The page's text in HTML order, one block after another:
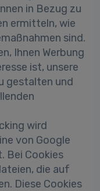
in Bezug zu
ermitteln, wie
sind.
Ihnen Werbung
ist, unsere
gestalten und
wird
von Google
Bei Cookies
die auf
Diese Cookies